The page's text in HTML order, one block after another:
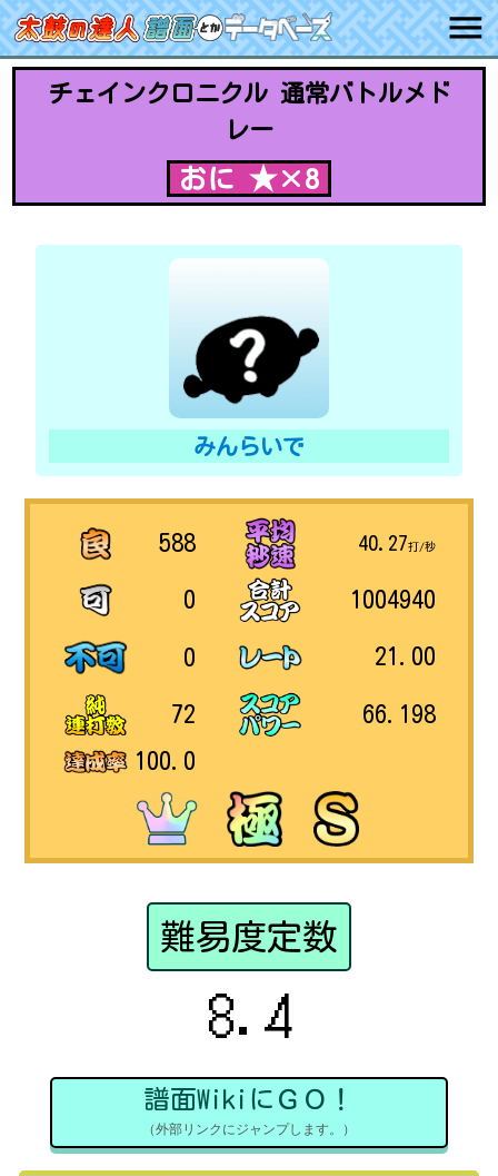
チェインクロニクル 通常バトルメド
レー
おに ★×8
みんらいで
588
0
0
72
100.0
40.27打/秒
1004940
21.00
66.198
難易度定数
8.4
譜面WikiにＧＯ！
（外部リンクにジャンプします。）